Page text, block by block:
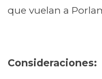
que vuelan a
Consideraciones: